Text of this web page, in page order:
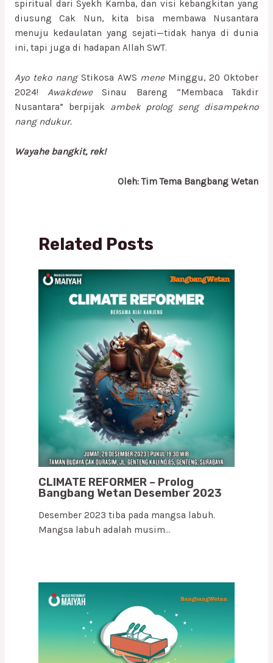
spiritual dari Syekh Kamba, dan visi kebangkitan yang
diusung Cak Nun, kita bisa membawa Nusantara
menuju kedaulatan yang sejati—tidak hanya di dunia
ini, tapi juga di hadapan Allah SWT.
Ayo teko nangStikosa AWS meneMinggu, 20 Oktober
2024!AwakdeweSinau Bareng “Membaca Takdir
Nusantara” berpijak ambek prolog seng disampekno
nang ndukur.
Wayahe bangkit, rek!
Oleh: Tim Tema Bangbang Wetan
Related Posts
CLIMATE REFORMER – Prolog
Bangbang Wetan Desember 2023
Desember 2023 tiba pada mangsa labuh.
Mangsa labuh adalah musim…